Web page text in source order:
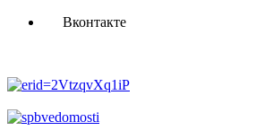
Вконтакте